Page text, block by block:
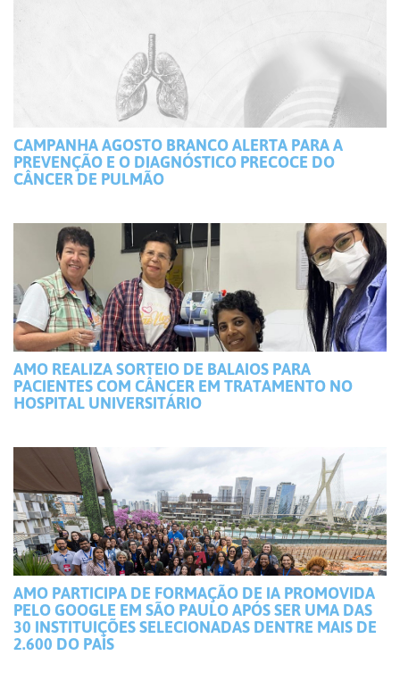
CAMPANHA AGOSTO BRANCO ALERTA PARA A
PREVENÇÃO E O DIAGNÓSTICO PRECOCE DO
CÂNCER DE PULMÃO
AMO REALIZA SORTEIO DE BALAIOS PARA
PACIENTES COM CÂNCER EM TRATAMENTO NO
HOSPITAL UNIVERSITÁRIO
AMO PARTICIPA DE FORMAÇÃO DE IA PROMOVIDA
PELO GOOGLE EM SÃO PAULO APÓS SER UMA DAS
30 INSTITUIÇÕES SELECIONADAS DENTRE MAIS DE
2.600 DO PAÍS